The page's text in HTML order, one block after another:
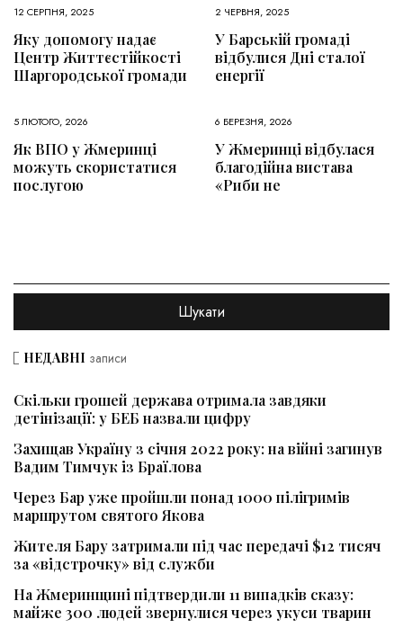
12 СЕРПНЯ, 2025
Яку допомогу надає
Центр Життєстійкості
Шаргородської громади
2 ЧЕРВНЯ, 2025
У Барській громаді
відбулися Дні сталої
енергії
5 ЛЮТОГО, 2026
Як ВПО у Жмеринці
можуть скористатися
послугою
6 БЕРЕЗНЯ, 2026
У Жмеринці відбулася
благодійна вистава
«Риби не
НЕДАВНІ записи
Скільки грошей держава отримала завдяки
детінізації: у БЕБ назвали цифру
Захищав Україну з січня 2022 року: на війні загинув
Вадим Тимчук із Браїлова
Через Бар уже пройшли понад 1000 пілігримів
маршрутом святого Якова
Жителя Бару затримали під час передачі $12 тисяч
за «відстрочку» від служби
На Жмеринщині підтвердили 11 випадків сказу:
майже 300 людей звернулися через укуси тварин